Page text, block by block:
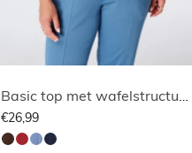
Basic top met wafelstructuur
€26,99